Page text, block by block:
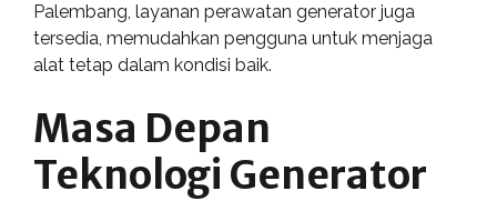
Palembang, layanan perawatan generator juga
tersedia, memudahkan pengguna untuk menjaga
alat tetap dalam kondisi baik.
Masa Depan
Teknologi Generator